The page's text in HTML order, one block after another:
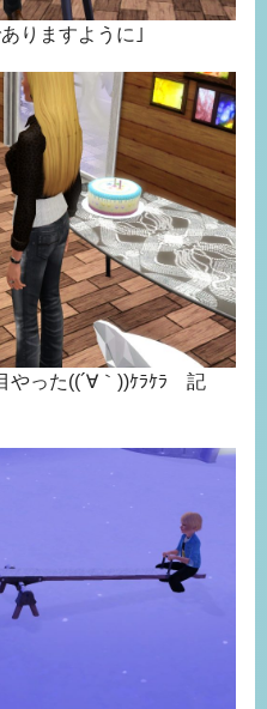
りますように｣
やった((´∀｀))ｹﾗｹﾗ 記